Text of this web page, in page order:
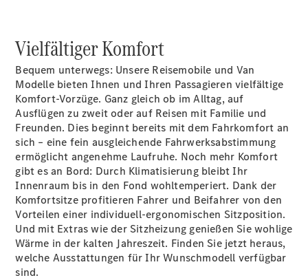
T-Modelle / Kombis
Alle T-
Modelle
CLA
Shooting
Brake
Elektrisch
CLA
Vielfältiger Komfort
Bequem unterwegs: Unsere Reisemobile und Van
Modelle bieten Ihnen und Ihren Passagieren vielfältige
Komfort-Vorzüge. Ganz gleich ob im Alltag, auf
Ausflügen zu zweit oder auf Reisen mit Familie und
Freunden. Dies beginnt bereits mit dem Fahrkomfort an
sich – eine fein ausgleichende Fahrwerksabstimmung
ermöglicht angenehme Laufruhe. Noch mehr Komfort
gibt es an Bord: Durch Klimatisierung bleibt Ihr
Innenraum bis in den Fond wohltemperiert. Dank der
Komfortsitze profitieren Fahrer und Beifahrer von den
Vorteilen einer individuell-ergonomischen Sitzposition.
Und mit Extras wie der Sitzheizung genießen Sie wohlige
Wärme in der kalten Jahreszeit. Finden Sie jetzt heraus,
welche Ausstattungen für Ihr Wunschmodell verfügbar
sind.